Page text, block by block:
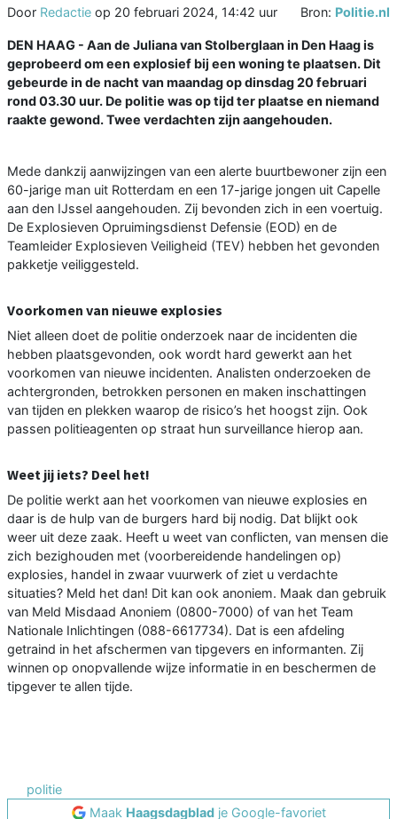
Door Redactie op 20 februari 2024, 14:42 uur Bron: Politie.nl
DEN HAAG - Aan de Juliana van Stolberglaan in Den Haag is
geprobeerd om een explosief bij een woning te plaatsen. Dit
gebeurde in de nacht van maandag op dinsdag 20 februari
rond 03.30 uur. De politie was op tijd ter plaatse en niemand
raakte gewond. Twee verdachten zijn aangehouden.
Mede dankzij aanwijzingen van een alerte buurtbewoner zijn een
60-jarige man uit Rotterdam en een 17-jarige jongen uit Capelle
aan den IJssel aangehouden. Zij bevonden zich in een voertuig.
De Explosieven Opruimingsdienst Defensie (EOD) en de
Teamleider Explosieven Veiligheid (TEV) hebben het gevonden
pakketje veiliggesteld.
Voorkomen van nieuwe explosies
Niet alleen doet de politie onderzoek naar de incidenten die
hebben plaatsgevonden, ook wordt hard gewerkt aan het
voorkomen van nieuwe incidenten. Analisten onderzoeken de
achtergronden, betrokken personen en maken inschattingen
van tijden en plekken waarop de risico’s het hoogst zijn. Ook
passen politieagenten op straat hun surveillance hierop aan.
Weet jij iets? Deel het!
De politie werkt aan het voorkomen van nieuwe explosies en
daar is de hulp van de burgers hard bij nodig. Dat blijkt ook
weer uit deze zaak. Heeft u weet van conflicten, van mensen die
zich bezighouden met (voorbereidende handelingen op)
explosies, handel in zwaar vuurwerk of ziet u verdachte
situaties? Meld het dan! Dit kan ook anoniem. Maak dan gebruik
van Meld Misdaad Anoniem (0800-7000) of van het Team
Nationale Inlichtingen (088-6617734). Dat is een afdeling
getraind in het afschermen van tipgevers en informanten. Zij
winnen op onopvallende wijze informatie in en beschermen de
tipgever te allen tijde.
politie
Maak Haagsdagbladje Google-favoriet